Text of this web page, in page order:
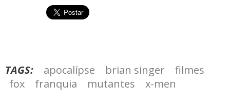
TAGS: apocalípse brian singer
filmes
fox
franquia mutantes x-men